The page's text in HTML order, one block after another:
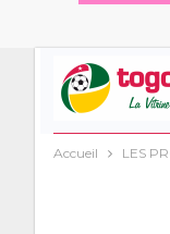
Accueil LES